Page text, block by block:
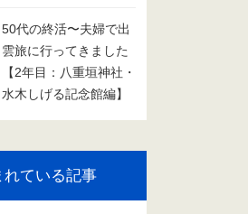
50代の終活〜夫婦で出
雲旅に行ってきました
【2年目：八重垣神社・
水木しげる記念館編】
れている記事